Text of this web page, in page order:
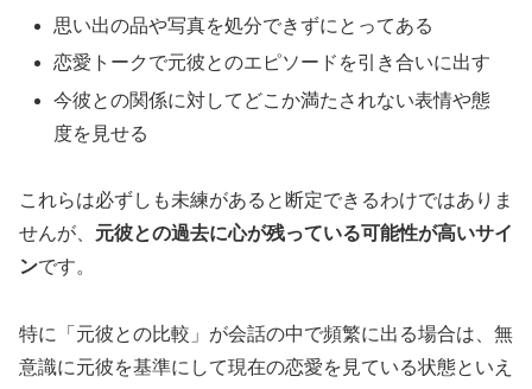
思い出の品や写真を処分できずにとってある
恋愛トークで元彼とのエピソードを引き合いに出す
今彼との関係に対してどこか満たされない表情や態
度を見せる
これらは必ずしも未練があると断定できるわけではありま
せんが、 元彼との過去に心が残っている可能性が高いサイ
ンです。
特に「元彼との比較」が会話の中で頻繁に出る場合は、無
意識に元彼を基準にして現在の恋愛を見ている状態といえ